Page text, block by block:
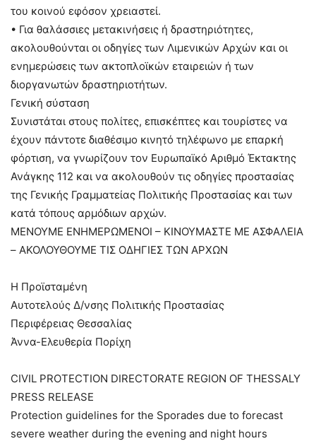
του κοινού εφόσον χρειαστεί.
• Για θαλάσσιες μετακινήσεις ή δραστηριότητες,
ακολουθούνται οι οδηγίες των Λιμενικών Αρχών και οι
ενημερώσεις των ακτοπλοϊκών εταιρειών ή των
διοργανωτών δραστηριοτήτων.
Γενική σύσταση
Συνιστάται στους πολίτες, επισκέπτες και τουρίστες να
έχουν πάντοτε διαθέσιμο κινητό τηλέφωνο με επαρκή
φόρτιση, να γνωρίζουν τον Ευρωπαϊκό Αριθμό Έκτακτης
Ανάγκης 112 και να ακολουθούν τις οδηγίες προστασίας
της Γενικής Γραμματείας Πολιτικής Προστασίας και των
κατά τόπους αρμόδιων αρχών.
ΜΕΝΟΥΜΕ ΕΝΗΜΕΡΩΜΕΝΟΙ – ΚΙΝΟΥΜΑΣΤΕ ΜΕ ΑΣΦΑΛΕΙΑ
– ΑΚΟΛΟΥΘΟΥΜΕ ΤΙΣ ΟΔΗΓΙΕΣ ΤΩΝ ΑΡΧΩΝ
Η Προϊσταμένη
Αυτοτελούς Δ/νσης Πολιτικής Προστασίας
Περιφέρειας Θεσσαλίας
Άννα-Ελευθερία Πορίχη
CIVIL PROTECTION DIRECTORATE REGION OF THESSALY
PRESS RELEASE
Protection guidelines for the Sporades due to forecast
severe weather during the evening and night hours